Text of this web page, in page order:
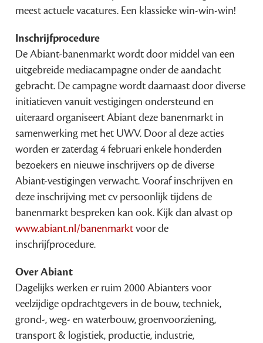
meest actuele vacatures. Een klassieke win-win-win!
Inschrijfprocedure
De Abiant-banenmarkt wordt door middel van een
uitgebreide mediacampagne onder de aandacht
gebracht. De campagne wordt daarnaast door diverse
initiatieven vanuit vestigingen ondersteund en
uiteraard organiseert Abiant deze banenmarkt in
samenwerking met het UWV. Door al deze acties
worden er zaterdag 4 februari enkele honderden
bezoekers en nieuwe inschrijvers op de diverse
Abiant-vestigingen verwacht. Vooraf inschrijven en
deze inschrijving met cv persoonlijk tijdens de
banenmarkt bespreken kan ook. Kijk dan alvast op
www.abiant.nl/banenmarktvoor de
inschrijfprocedure.
Over Abiant
Dagelijks werken er ruim 2000 Abianters voor
veelzijdige opdrachtgevers in de bouw, techniek,
grond-, weg- en waterbouw, groenvoorziening,
transport & logistiek, productie, industrie,